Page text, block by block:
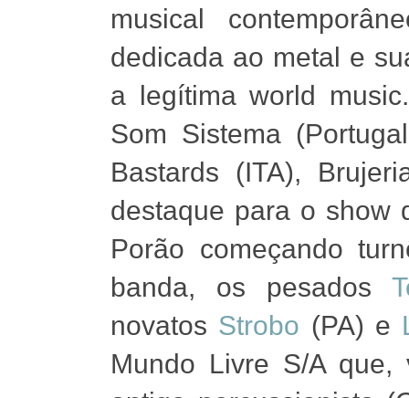
musical
dedicada ao metal e
a legítima world
Som Sistema
Bastards (ITA),
destaque para o show
Porão começando
banda, os pesados
novatos Strobo (PA) e
Mundo Livre S/A